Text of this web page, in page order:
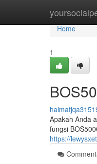
Home
Home
1
Apakah Anda
fungsi
https://